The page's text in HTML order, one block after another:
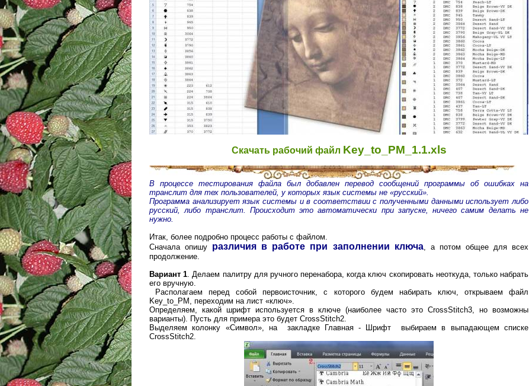
Скачать рабочий файл Key_to_PM_1.1.xls
В процессе тестирования файла был добавлен перевод сообщений программы об ошибках на
транслит для тех пользователей, у которых язык системы не «русский».
Программа анализирует язык системы и в соответствии с полученными данными использует либо
русский, либо транслит. Происходит это автоматически при запуске, ничего самим делать не
нужно.
Итак, более подробно процесс работы с файлом.
Сначала опишу различия в работе при заполнении ключа, а потом общее для всех
продолжение.
Вариант 1 . Делаем палитру для ручного перенабора, когда ключ скопировать неоткуда, только набрать
его вручную.
Располагаем перед собой первоисточник, с которого будем набирать ключ, открываем файл
Key_to_PM, переходим на лист «ключ».
Определяем, какой шрифт используется в ключе (наиболее часто это CrossStitch3, но возможны
варианты). Пусть для примера это будет CrossStitch2.
Выделяем колонку «Символ», на закладке Главная - Шрифт выбираем в выпадающем списке
CrossStitch2.